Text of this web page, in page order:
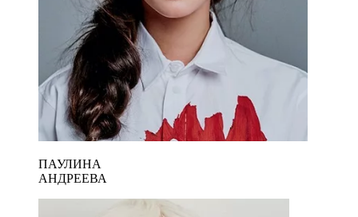
ПАУЛИНА
АНДРЕЕВА